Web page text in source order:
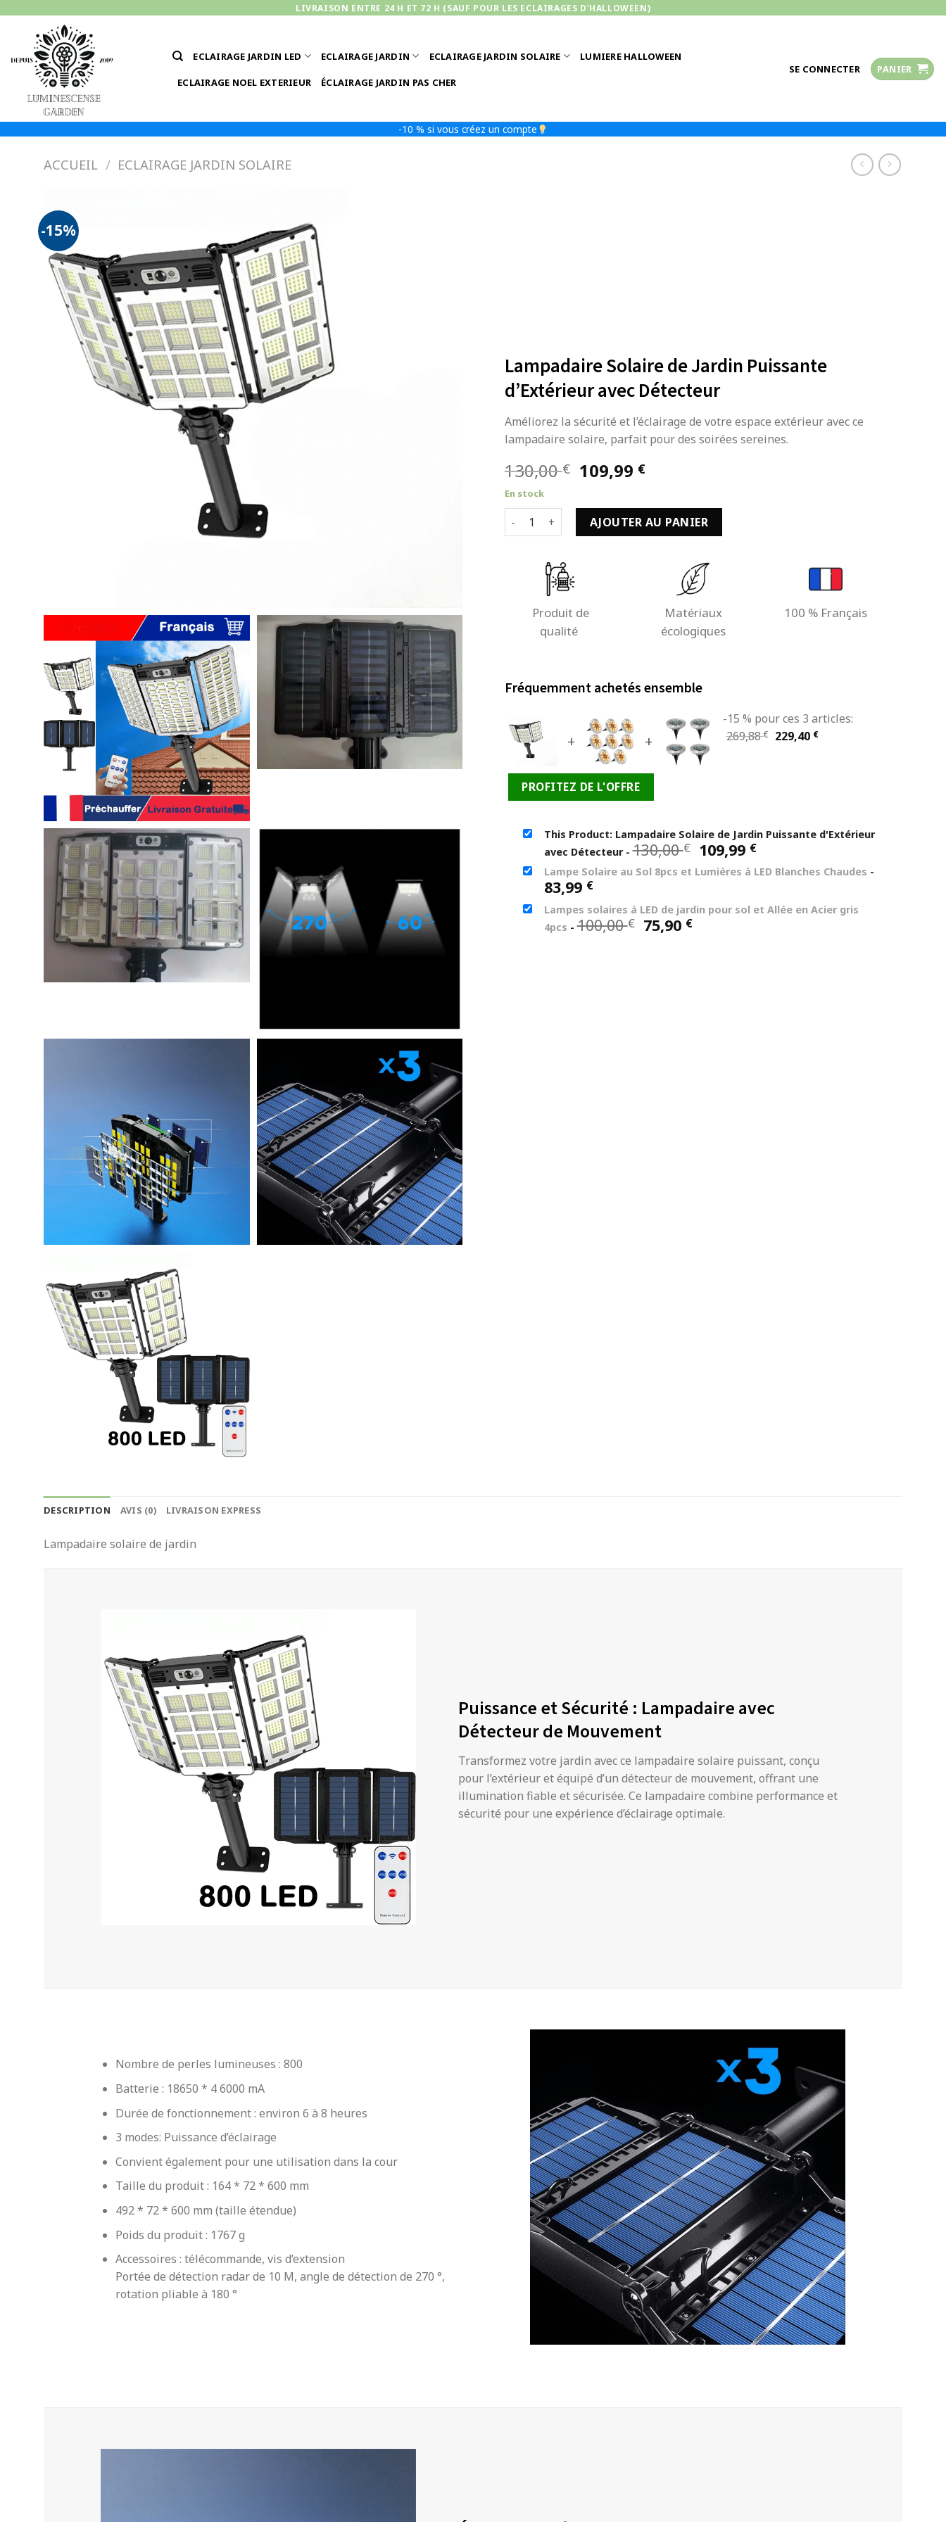
contenu
LIVRAISON ENTRE 24 H ET 72 H (SAUF POUR LES ECLAIRAGES D'HALLOWEEN)
ECLAIRAGE JARDIN LED ECLAIRAGE JARDIN ECLAIRAGE JARDIN SOLAIRE LUMIERE HALLOWEEN
ECLAIRAGE NOEL EXTERIEUR ÉCLAIRAGE JARDIN PAS CHER
SE CONNECTER PANIER
-10 % si vous créez un compte
ACCUEIL / ECLAIRAGE JARDIN SOLAIRE
-15%
Lampadaire Solaire de Jardin Puissante
d’Extérieur avec Détecteur
Améliorez la sécurité et l’éclairage de votre espace extérieur avec ce
lampadaire solaire, parfait pour des soirées sereines.
130,00€ Le
prix
initial
était :
130,00 €.
109,99 €Le
actuel
est :
109,99 €.
En stock
quantité de Lampadaire Solaire de Jardin Puissante d'Extérieur avec Détecteur
AJOUTER AU PANIER
Produit de
qualité
Matériaux
écologiques
100 % Français
Fréquemment achetés ensemble
+ +
-15 % pour ces 3 articles:
269,88€
Le
229,40 €Le
PROFITEZ DE L'OFFRE
This Product: Lampadaire Solaire de Jardin Puissante d'Extérieur
avec Détecteur -130,00€ Le
prix
initial
130,00 €.
109,99 €Le
prix
actuel
109,99 €.
Lampe Solaire au Sol 8pcs et Lumières à LED Blanches Chaudes -
83,99 €
Lampes solaires à LED de jardin pour sol et Allée en Acier gris
4pcs -100,00€ Le
prix
75,90 €Le
DESCRIPTION AVIS (0) LIVRAISON EXPRESS
Lampadaire solaire de jardin
Puissance et Sécurité : Lampadaire avec
Détecteur de Mouvement
Transformez votre jardin avec ce lampadaire solaire puissant, conçu
pour l’extérieur et équipé d’un détecteur de mouvement, offrant une
illumination fiable et sécurisée. Ce lampadaire combine performance et
sécurité pour une expérience d’éclairage optimale.
Nombre de perles lumineuses : 800
Batterie : 18650 * 4 6000 mA
Durée de fonctionnement : environ 6 à 8 heures
3 modes: Puissance d’éclairage
Convient également pour une utilisation dans la cour
Taille du produit : 164 * 72 * 600 mm
492 * 72 * 600 mm (taille étendue)
Poids du produit : 1767 g
Accessoires : télécommande, vis d’extension
Portée de détection radar de 10 M, angle de détection de 270 °,
rotation pliable à 180 °